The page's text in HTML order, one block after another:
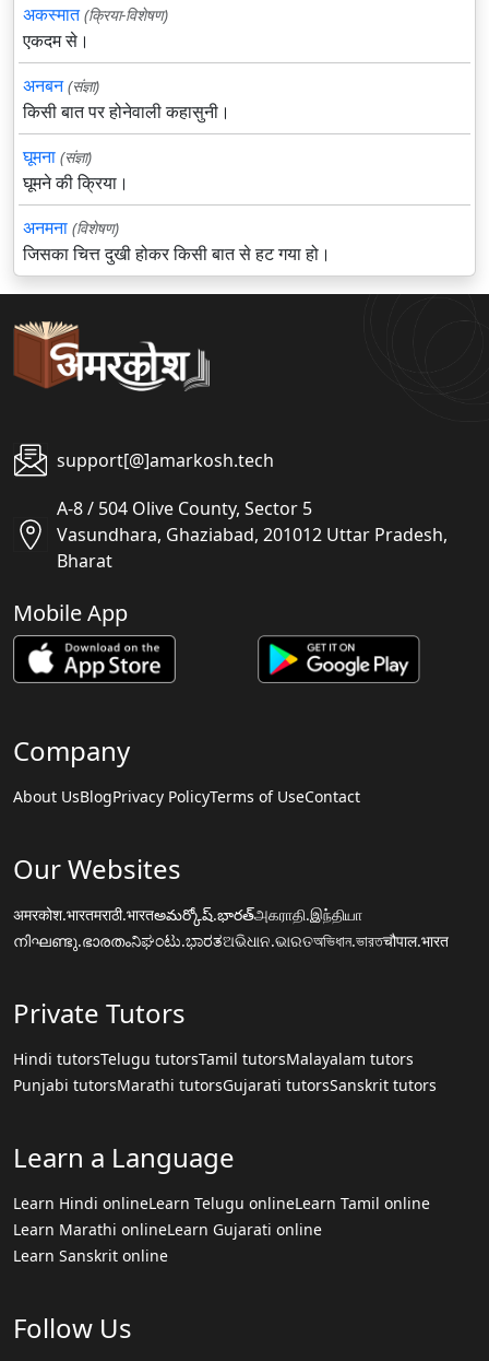
अकस्मात (क्रिया-विशेषण)
एकदम से।
अनबन (संज्ञा)
किसी बात पर होनेवाली कहासुनी।
घूमना (संज्ञा)
घूमने की क्रिया।
अनमना (विशेषण)
जिसका चित्त दुखी होकर किसी बात से हट गया हो।
support[@]amarkosh.tech
A-8 / 504 Olive County, Sector 5
Vasundhara, Ghaziabad, 201012 Uttar Pradesh,
Bharat
Mobile App
Company
About UsBlogPrivacy PolicyTerms of UseContact
Our Websites
अमरकोश.भारतमराठी.भारतఅమర్కోష్.భారత్அகராதி.இந்தியா
നിഘണ്ടു.ഭാരതംನಿಘಂಟು.ಭಾರತଅଭିଧାନ.ଭାରତঅভিধান.ভারতचौपाल.भारत
Private Tutors
Hindi tutorsTelugu tutorsTamil tutorsMalayalam tutors
Punjabi tutorsMarathi tutorsGujarati tutorsSanskrit tutors
Learn a Language
Learn Hindi onlineLearn Telugu onlineLearn Tamil online
Learn Marathi onlineLearn Gujarati online
Learn Sanskrit online
Follow Us